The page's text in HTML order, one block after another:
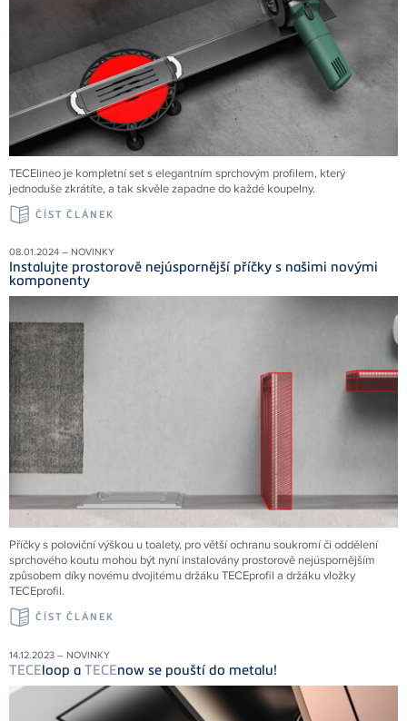
TECElineo je kompletní set s elegantním sprchovým profilem, který
jednoduše zkrátíte, a tak skvěle zapadne do každé koupelny.
ČÍST ČLÁNEK
08.01.2024 – NOVINKY
Instalujte prostorově nejúspornější příčky s našimi novými
komponenty
Příčky s poloviční výškou u toalety, pro větší ochranu soukromí či oddělení
sprchového koutu mohou být nyní instalovány prostorově nejúspornějším
způsobem díky novému dvojitému držáku TECEprofil a držáku vložky
TECEprofil.
ČÍST ČLÁNEK
14.12.2023 – NOVINKY
TECEloop a TECEnow se pouští do metalu!